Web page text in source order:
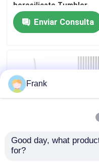
borosilicato Tumbler
BPA GRATUITO Botella
de agua potable
Enviar Consulta
Botella de perfume de
Frank
Good day, what
for?